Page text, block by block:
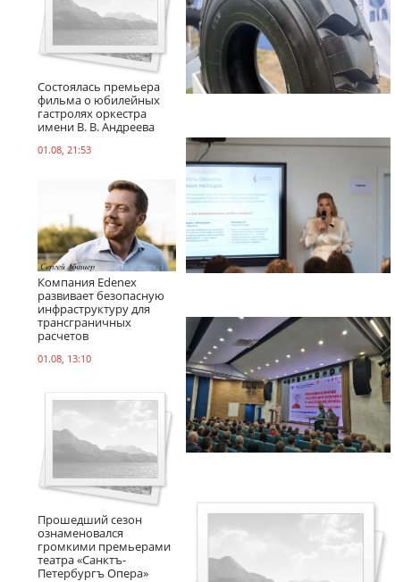
Состоялась премьера
фильма о юбилейных
гастролях оркестра
имени В. В. Андреева
01.08, 21:53
Компания Edenex
развивает безопасную
инфраструктуру для
трансграничных
расчетов
01.08, 13:10
Прошедший сезон
ознаменовался
громкими премьерами
театра «Санктъ-
Петербургъ Опера»